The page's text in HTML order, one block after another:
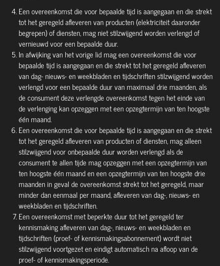
Een overeenkomst die voor bepaalde tijd is aangegaan en die strekt
tot het geregeld afleveren van producten (elektriciteit daaronder
begrepen) of diensten, mag niet stilzwijgend worden verlengd of
vernieuwd voor een bepaalde duur.
In afwijking van het vorige lid mag een overeenkomst die voor
bepaalde tijd is aangegaan en die strekt tot het geregeld afleveren
van dag- nieuws- en weekbladen en tijdschriften stilzwijgend worden
verlengd voor een bepaalde duur van maximaal drie maanden, als
de consument deze verlengde overeenkomst tegen het einde van
de verlenging kan opzeggen met een opzegtermijn van ten hoogste
één maand.
Een overeenkomst die voor bepaalde tijd is aangegaan en die strekt
tot het geregeld afleveren van producten of diensten, mag alleen
stilzwijgend voor onbepaalde duur worden verlengd als de
consument te allen tijde mag opzeggen met een opzegtermijn van
ten hoogste één maand en een opzegtermijn van ten hoogste drie
maanden in geval de overeenkomst strekt tot het geregeld, maar
minder dan eenmaal per maand, afleveren van dag-, nieuws- en
weekbladen en tijdschriften.
Een overeenkomst met beperkte duur tot het geregeld ter
kennismaking afleveren van dag-, nieuws- en weekbladen en
tijdschriften (proef- of kennismakingsabonnement) wordt niet
stilzwijgend voortgezet en eindigt automatisch na afloop van de
proef- of kennismakingsperiode.